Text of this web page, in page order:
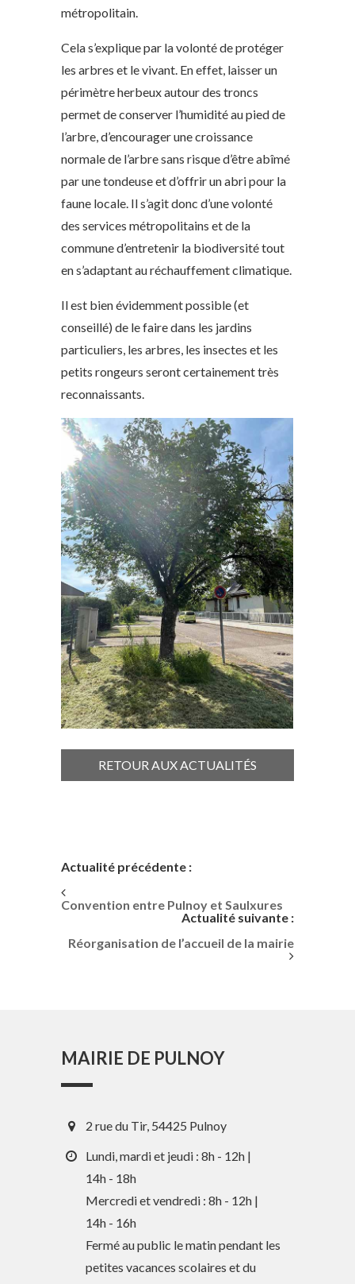
métropolitain.
Cela s’explique par la volonté de protéger
les arbres et le vivant. En effet, laisser un
périmètre herbeux autour des troncs
permet de conserver l’humidité au pied de
l’arbre, d’encourager une croissance
normale de l’arbre sans risque d’être abîmé
par une tondeuse et d’offrir un abri pour la
faune locale. Il s’agit donc d’une volonté
des services métropolitains et de la
commune d’entretenir la biodiversité tout
en s’adaptant au réchauffement climatique.
Il est bien évidemment possible (et
conseillé) de le faire dans les jardins
particuliers, les arbres, les insectes et les
petits rongeurs seront certainement très
reconnaissants.
RETOUR AUX ACTUALITÉS
Actualité précédente :
Convention entre Pulnoy et Saulxures
Actualité suivante :
Réorganisation de l’accueil de la mairie
MAIRIE DE PULNOY
2 rue du Tir, 54425 Pulnoy
Lundi, mardi et jeudi : 8h - 12h |
14h - 18h
Mercredi et vendredi : 8h - 12h |
14h - 16h
Fermé au public le matin pendant les
petites vacances scolaires et du